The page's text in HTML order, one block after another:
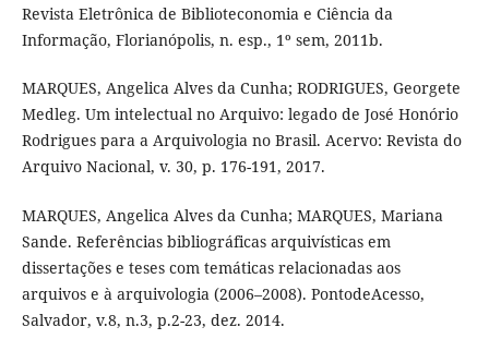
Revista Eletrônica de Biblioteconomia e Ciência da
Informação, Florianópolis, n. esp., 1º sem, 2011b.
MARQUES, Angelica Alves da Cunha; RODRIGUES, Georgete
Medleg. Um intelectual no Arquivo: legado de José Honório
Rodrigues para a Arquivologia no Brasil. Acervo: Revista do
Arquivo Nacional, v. 30, p. 176-191, 2017.
MARQUES, Angelica Alves da Cunha; MARQUES, Mariana
Sande. Referências bibliográficas arquivísticas em
dissertações e teses com temáticas relacionadas aos
arquivos e à arquivologia (2006–2008). PontodeAcesso,
Salvador, v.8, n.3, p.2-23, dez. 2014.